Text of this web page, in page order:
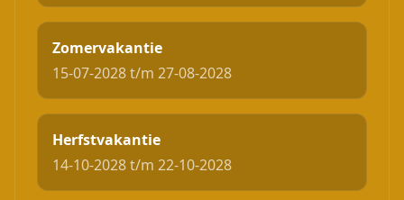
Zomervakantie
15-07-2028 t/m 27-08-2028
Herfstvakantie
14-10-2028 t/m 22-10-2028